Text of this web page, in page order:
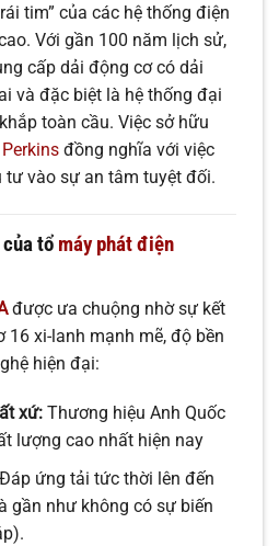
tim” của các hệ thống điện
Với gần 100 năm lịch sử,
cấp dải động cơ có dải
và đặc biệt là hệ thống đại
toàn cầu. Việc sở hữu
đồng nghĩa với việc
tư vào sự an tâm tuyệt đối.
tổ máy phát điện
được ưa chuộng nhờ sự kết
16 xi-lanh mạnh mẽ, độ bền
hiện đại:
xứ:Thương hiệu Anh Quốc
lượng cao nhất hiện nay
ứng tải tức thời lên đến
gần như không có sự biến